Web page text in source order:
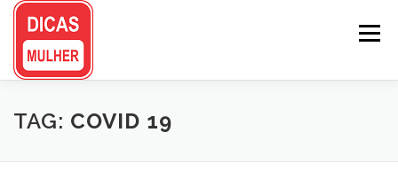
Pular
conteúdo
Menu
TAG: COVID 19